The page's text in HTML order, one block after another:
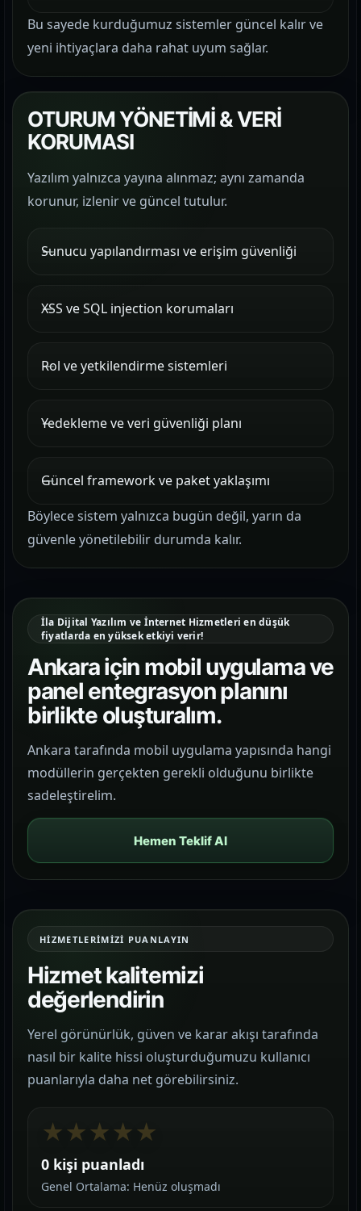
Bu sayede kurduğumuz sistemler güncel kalır ve
yeni ihtiyaçlara daha rahat uyum sağlar.
OTURUM YÖNETİMİ & VERİ
KORUMASI
Yazılım yalnızca yayına alınmaz; aynı zamanda
korunur, izlenir ve güncel tutulur.
Sunucu yapılandırması ve erişim güvenliği
XSS ve SQL injection korumaları
Rol ve yetkilendirme sistemleri
Yedekleme ve veri güvenliği planı
Güncel framework ve paket yaklaşımı
Böylece sistem yalnızca bugün değil, yarın da
güvenle yönetilebilir durumda kalır.
İla Dijital Yazılım ve İnternet Hizmetleri en düşük
fiyatlarda en yüksek etkiyi verir!
Ankara için mobil uygulama ve
panel entegrasyon planını
birlikte oluşturalım.
Ankara tarafında mobil uygulama yapısında hangi
modüllerin gerçekten gerekli olduğunu birlikte
sadeleştirelim.
Hemen Teklif Al
HIZMETLERIMIZI PUANLAYIN
Hizmet kalitemizi
değerlendirin
Yerel görünürlük, güven ve karar akışı tarafında
nasıl bir kalite hissi oluşturduğumuzu kullanıcı
puanlarıyla daha net görebilirsiniz.
★★★★★
0 kişi puanladı
Genel Ortalama: Henüz oluşmadı